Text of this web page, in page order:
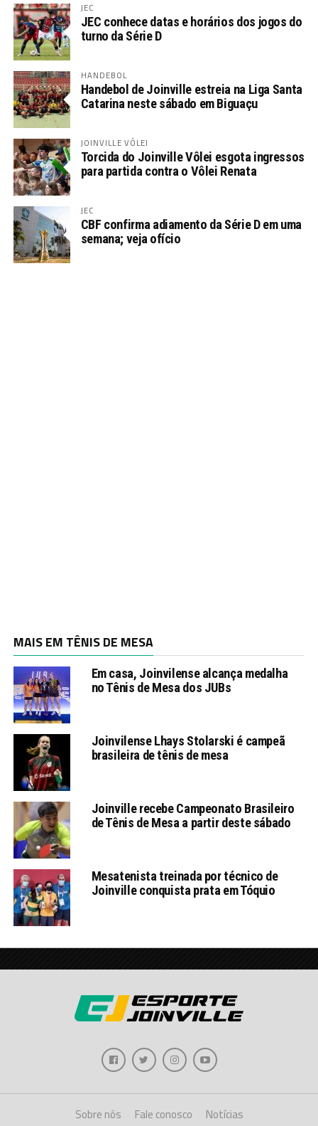
JEC
JEC conhece datas e horários dos jogos do
turno da Série D
HANDEBOL
Handebol de Joinville estreia na Liga Santa
Catarina neste sábado em Biguaçu
JOINVILLE VÔLEI
Torcida do Joinville Vôlei esgota ingressos
para partida contra o Vôlei Renata
JEC
CBF confirma adiamento da Série D em uma
semana; veja ofício
MAIS EM TÊNIS DE MESA
Em casa, Joinvilense alcança medalha
no Tênis de Mesa dos JUBs
Joinvilense Lhays Stolarski é campeã
brasileira de tênis de mesa
Joinville recebe Campeonato Brasileiro
de Tênis de Mesa a partir deste sábado
Mesatenista treinada por técnico de
Joinville conquista prata em Tóquio
Sobre nós Fale conosco Notícias